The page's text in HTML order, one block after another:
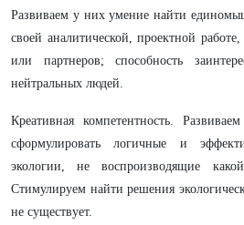
Развиваем у них умение найти
своей аналитической, проектной
или партнеров; способность
нейтральных людей.
Креативная компетентность.
сформулировать логичные и
экологии, не воспроизводящие
Стимулируем найти решения
не существует.